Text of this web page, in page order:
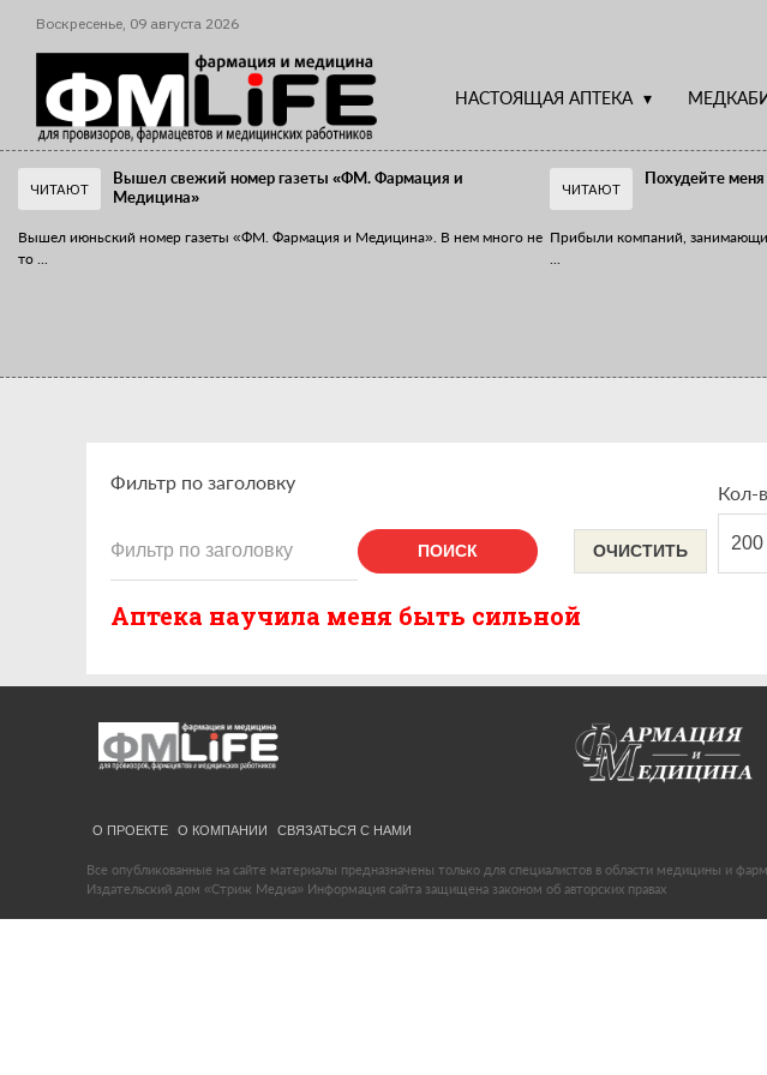
Воскресенье, 09 августа 2026
НАСТОЯЩАЯ АПТЕКА
ЧИТАЮТ
Вышел свежий номер газеты «ФМ. Фармация и
Медицина»
Вышел июньский номер газеты «ФМ. Фармация и Медицина». В нем много не
то
ЧИТАЮТ
Похудейте меня
Прибыли компаний,
Фильтр по заголовку
ПОИСК ОЧИСТИТЬ
Кол-
Аптека научила меня быть сильной
О ПРОЕКТЕ О КОМПАНИИ СВЯЗАТЬСЯ С НАМИ
Все опубликованные на сайте материалы предназначены только для специалистов в области медицины и
Издательский дом «Стриж Медиа» Информация сайта защищена законом об авторских правах